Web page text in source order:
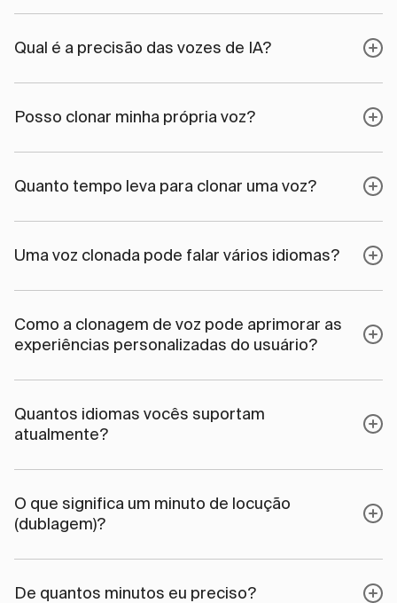
Qual é a precisão das vozes de IA?
Posso clonar minha própria voz?
Quanto tempo leva para clonar uma voz?
Uma voz clonada pode falar vários idiomas?
Como a clonagem de voz pode aprimorar as
experiências personalizadas do usuário?
Quantos idiomas vocês suportam
atualmente?
O que significa um minuto de locução
(dublagem)?
De quantos minutos eu preciso?